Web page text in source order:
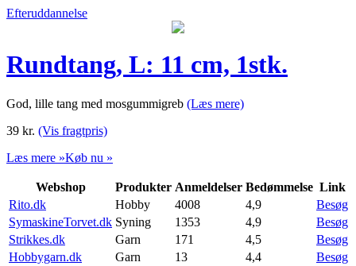
Efteruddannelse
Rundtang, L: 11 cm, 1stk.
God, lille tang med mosgummigreb (Læs mere)
39 kr. (Vis fragtpris)
Læs mere »Køb nu »
Webshop Produkter Anmeldelser Bedømmelse Link
Rito.dk
Hobby 4008 4,9
Besøg
SymaskineTorvet.dk Syning 1353 4,9
Besøg
Strikkes.dk
Garn 171 4,5
Besøg
Hobbygarn.dk
Garn 13 4,4
Besøg